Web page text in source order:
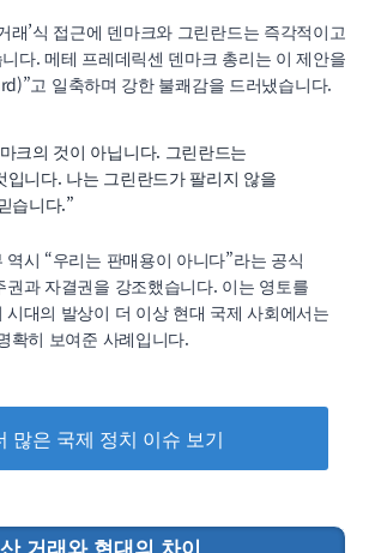
래’식 접근에 덴마크와 그린란드는 즉각적이고
다. 메테 프레데릭센 덴마크 총리는 이 제안을
고 일축하며 강한 불쾌감을 드러냈습니다.
크의 것이 아닙니다. 그린란드는
입니다. 나는 그린란드가 팔리지 않을
습니다.”
역시 “우리는 판매용이 아니다”라는 공식
권과 자결권을 강조했습니다. 이는 영토를
대의 발상이 더 이상 현대 국제 사회에서는
확히 보여준 사례입니다.
많은 국제 정치 이슈 보기
거래와 현대의 차이